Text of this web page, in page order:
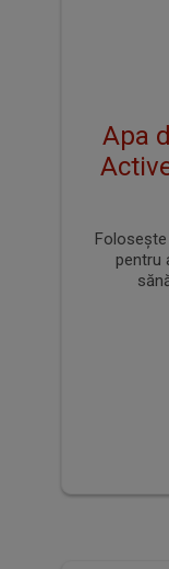
Apa
Foloseşte
pentru